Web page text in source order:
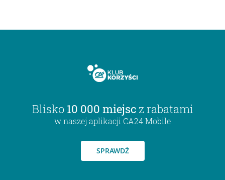
Blisko 10 000 miejsc z rabatami
w naszej aplikacji CA24 Mobile
SPRAWDŹ